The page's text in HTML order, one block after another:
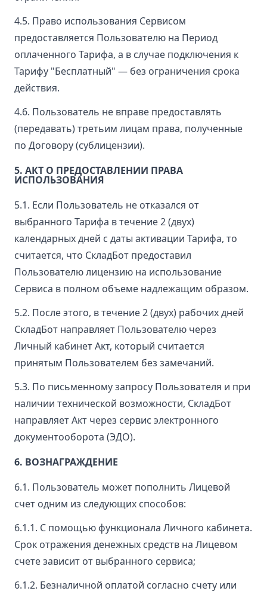
4.5. Право использования Сервисом
предоставляется Пользователю на Период
оплаченного Тарифа, а в случае подключения к
Тарифу "Бесплатный" — без ограничения срока
действия.
4.6. Пользователь не вправе предоставлять
(передавать) третьим лицам права, полученные
по Договору (сублицензии).
5. АКТ О ПРЕДОСТАВЛЕНИИ ПРАВА
ИСПОЛЬЗОВАНИЯ
5.1. Если Пользователь не отказался от
выбранного Тарифа в течение 2 (двух)
календарных дней с даты активации Тарифа, то
считается, что СкладБот предоставил
Пользователю лицензию на использование
Сервиса в полном объеме надлежащим образом.
5.2. После этого, в течение 2 (двух) рабочих дней
СкладБот направляет Пользователю через
Личный кабинет Акт, который считается
принятым Пользователем без замечаний.
5.3. По письменному запросу Пользователя и при
наличии технической возможности, СкладБот
направляет Акт через сервис электронного
документооборота (ЭДО).
6. ВОЗНАГРАЖДЕНИЕ
6.1. Пользователь может пополнить Лицевой
счет одним из следующих способов:
6.1.1. С помощью функционала Личного кабинета.
Срок отражения денежных средств на Лицевом
счете зависит от выбранного сервиса;
6.1.2. Безналичной оплатой согласно счету или